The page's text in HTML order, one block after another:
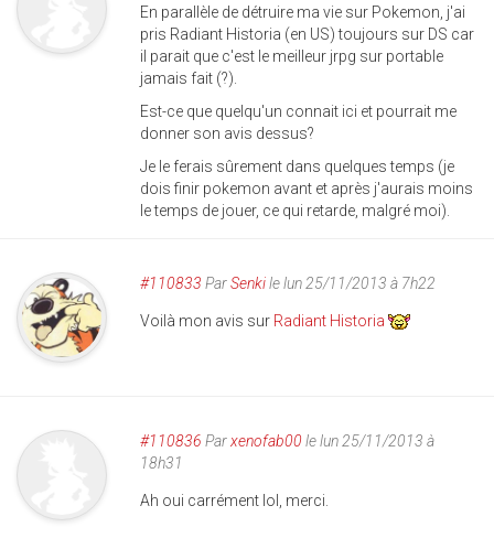
En parallèle de détruire ma vie sur Pokemon, j'ai
pris Radiant Historia (en US) toujours sur DS car
il parait que c'est le meilleur jrpg sur portable
jamais fait (?).
Est-ce que quelqu'un connait ici et pourrait me
donner son avis dessus?
Je le ferais sûrement dans quelques temps (je
dois finir pokemon avant et après j'aurais moins
le temps de jouer, ce qui retarde, malgré moi).
#110833 ParSenkile lun 25/11/2013 à 7h22
Voilà mon avis sur Radiant Historia
#110836 Parxenofab00 le lun 25/11/2013 à
18h31
Ah oui carrément lol, merci.